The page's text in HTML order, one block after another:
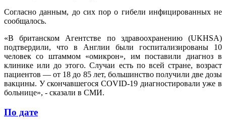
Согласно данным, до сих пор о гибели инфицированных не
сообщалось.
«В британском Агентстве по здравоохранению (UKHSA)
подтвердили, что в Англии были госпитализированы 10
человек со штаммом «омикрон», им поставили диагноз в
клинике или до этого. Случаи есть по всей стране, возраст
пациентов — от 18 до 85 лет, большинство получили две дозы
вакцины. У скончавшегося COVID-19 диагностировали уже в
больнице», - сказали в СМИ.
По дате